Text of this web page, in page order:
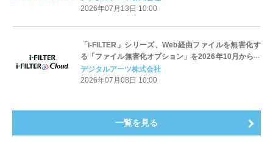
2026年07月13日 10:00
「i-FILTER」シリーズ、Web経由ファイルを無害化す
る「ファイル無害化オプション」を2026年10月から提
供開始
デジタルアーツ株式会社
2026年07月08日 10:00
一覧を見る